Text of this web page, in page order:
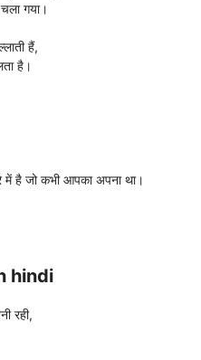
गया।
हैं,
है।
में है जो कभी आपका अपना था।
hindi
रही,